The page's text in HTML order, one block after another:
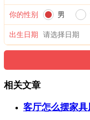
你的性别 男
出生日期
相关文章
客厅怎么摆家